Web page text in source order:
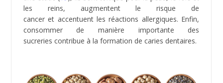
Les légumineusesregroupent 3 catégories : Fèves et
haricots secs, Lentilles et Pois secs. Celles les plus
cultivées dans le monde sont les lentilles, le haricot, le
soja, l’arachide, les pois et les fèves. Biens qu’elles
nutriments (20) comme l’acide phytique, le tanin, la